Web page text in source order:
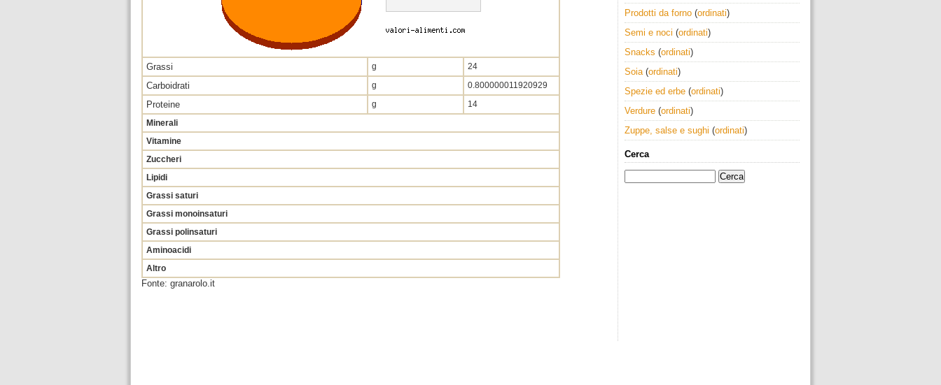
Grassi g 24
Carboidrati g 0.800000011920929
Proteine g
14
Minerali
Vitamine
Zuccheri
Lipidi
Grassi saturi
Grassi monoinsaturi
Grassi polinsaturi
Aminoacidi
Altro
Fonte: granarolo.it
Prodotti da forno (ordinati)
Semi e noci (ordinati)
Snacks (ordinati)
Soia(ordinati)
Spezie ed erbe (ordinati)
Verdure (ordinati)
Zuppe, salse e sughi (ordinati)
Cerca